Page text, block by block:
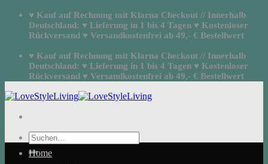
Zum
springen
♥ Kauf auf Rechnung mit Klarna Checkout // Innerhalb
Deutschland: ♥ Lieferung in 1 bis 4 Tagen ♥ Kostenloser
Rückversand ♥ Versandkostenfrei ab 49,- € Bestellwert
♥ Kauf auf Rechnung mit Klarna Checkout // Innerhalb
Deutschland: ♥ Lieferung in 1 bis 4 Tagen ♥ Kostenloser
Rückversand ♥ Versandkostenfrei ab 49,- € Bestellwert
Suchen
nach:
Home